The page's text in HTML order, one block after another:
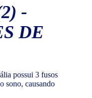
possui 3 fusos
sono, causando